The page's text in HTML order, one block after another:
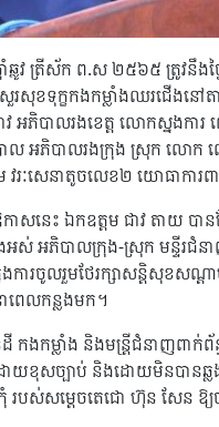
ាំឆ្លូវ ត្រីស័ក ព.ស ២៥៦៥ ត្រូវ
ក្ខកងកម្លាំងឈរជើងនៅតាម
ភិបាលរងខេត្ត លោកស្នងការ
អភិបាលរងក្រុង ស្រុក លោក ល
វរៈសេនាតូចលេខ២ យោធាកា
ឯកឧត្តម ជាវ តាយ បានថ្លែង
អស់ អភិបាលក្រុង-ស្រុក មន្ទីរជំ
ារចូលរួមថែរក្សាសន្តិសុខសណ្តា
ាពេលកន្លងមក។
ដី កងកម្លាំង និងមន្ត្រីជំនាញពា
ខុសច្បាប់ និងដោយមិនបានឆ្លង
កុំ របស់សម្តេចតេជោ ហ៊ុន សែន